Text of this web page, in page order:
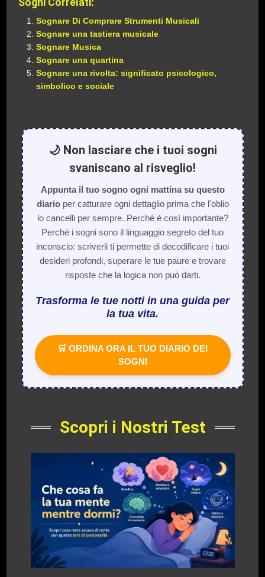
Sogni Correlati:
Sognare Di Comprare Strumenti Musicali
Sognare una tastiera musicale
Sognare Musica
Sognare una quartina
Sognare una rivolta: significato psicologico,
simbolico e sociale
🌙 Non lasciare che i tuoi sogni
svaniscano al risveglio!
Appunta il tuo sogno ogni mattina su questo
diarioper catturare ogni dettaglio prima che l'oblio
lo cancelli per sempre. Perché è così importante?
Perché i sogni sono il linguaggio segreto del tuo
inconscio: scriverli ti permette di decodificare i tuoi
desideri profondi, superare le tue paure e trovare
risposte che la logica non può darti.
Trasforma le tue notti in una guida per
la tua vita.
🛒 ORDINA ORA IL TUO DIARIO DEI
SOGNI
Scopri i Nostri Test